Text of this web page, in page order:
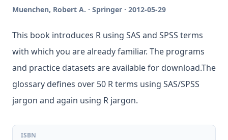
Muenchen, Robert A. · Springer · 2012-05-29
This book introduces R using SAS and SPSS terms
with which you are already familiar. The programs
and practice datasets are available for download.The
glossary defines over 50 R terms using SAS/SPSS
jargon and again using R jargon.
ISBN